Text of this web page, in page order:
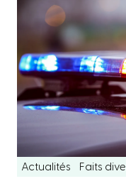
Actualités Faits